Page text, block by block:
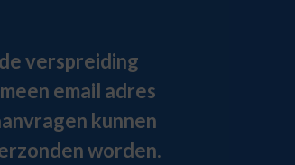
verspreiding
email adres
kunnen
worden.